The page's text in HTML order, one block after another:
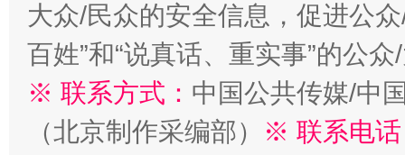
大众/民众的安全信息，促进公
百姓”和“说真话、重实事”的公
※ 联系方式： 中国公共传媒/中
（北京制作采编部）
※ 联系电